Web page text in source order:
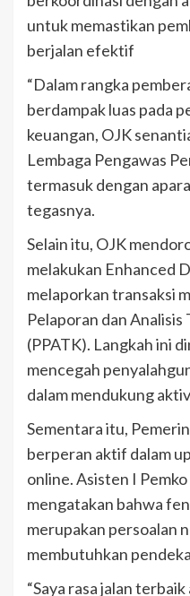
untuk memastikan
berjalan efektif
“Dalam rangka
berdampak luas pada
keuangan, OJK
Lembaga Pengawas
termasuk dengan
tegasnya.
Selain itu, OJK
melakukan Enhanced
melaporkan transaksi
Pelaporan dan Analisis
(PPATK). Langkah ini
mencegah
dalam mendukung
Sementara itu,
berperan aktif dalam
online. Asisten I
mengatakan bahwa
merupakan persoalan
membutuhkan
“Saya rasa jalan